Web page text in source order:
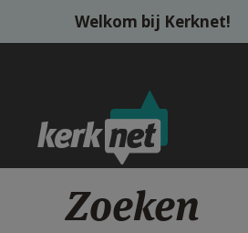
Overslaan en naar de inhoud gaan
Welkom bij Kerknet!
Zoeken